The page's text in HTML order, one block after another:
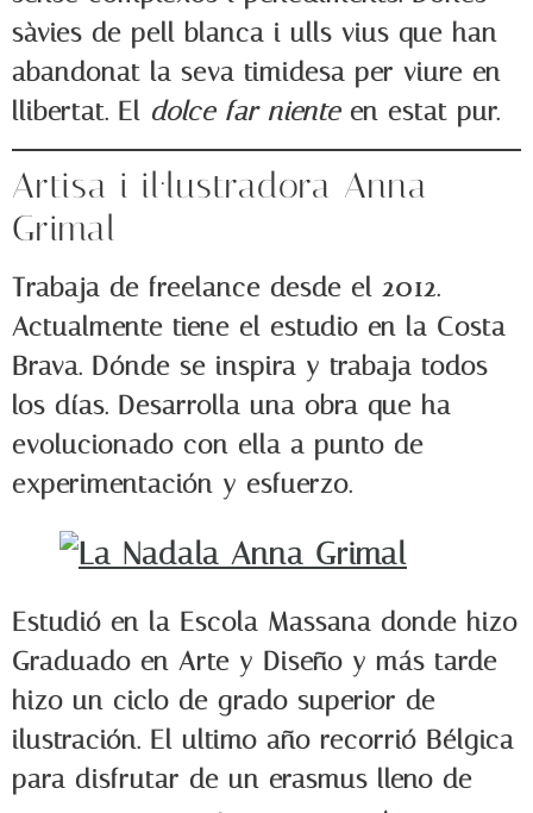
sàvies de pell blanca i ulls vius que han
abandonat la seva timidesa per viure en
llibertat. El dolce far niente en estat pur.
Artisa i il·lustradora Anna
Grimal
Trabaja de freelance desde el 2012.
Actualmente tiene el estudio en la Costa
Brava. Dónde se inspira y trabaja todos
los días. Desarrolla una obra que ha
evolucionado con ella a punto de
experimentación y esfuerzo.
Estudió en la Escola Massana donde hizo
Graduado en Arte y Diseño y más tarde
hizo un ciclo de grado superior de
ilustración. El ultimo año recorrió Bélgica
para disfrutar de un erasmus lleno de